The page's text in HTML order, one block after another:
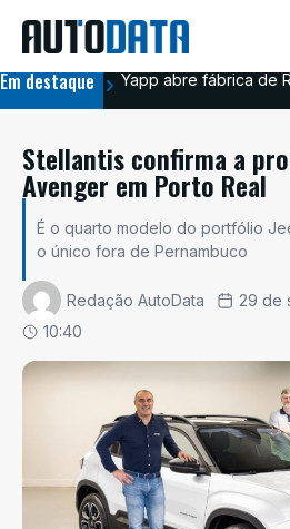
Em destaque Yapp abre fábrica de
Stellantis confirma a
Avenger em Porto Real
É o quarto modelo do portfólio
o único fora de Pernambuco
Redação AutoData
29 de
10:40